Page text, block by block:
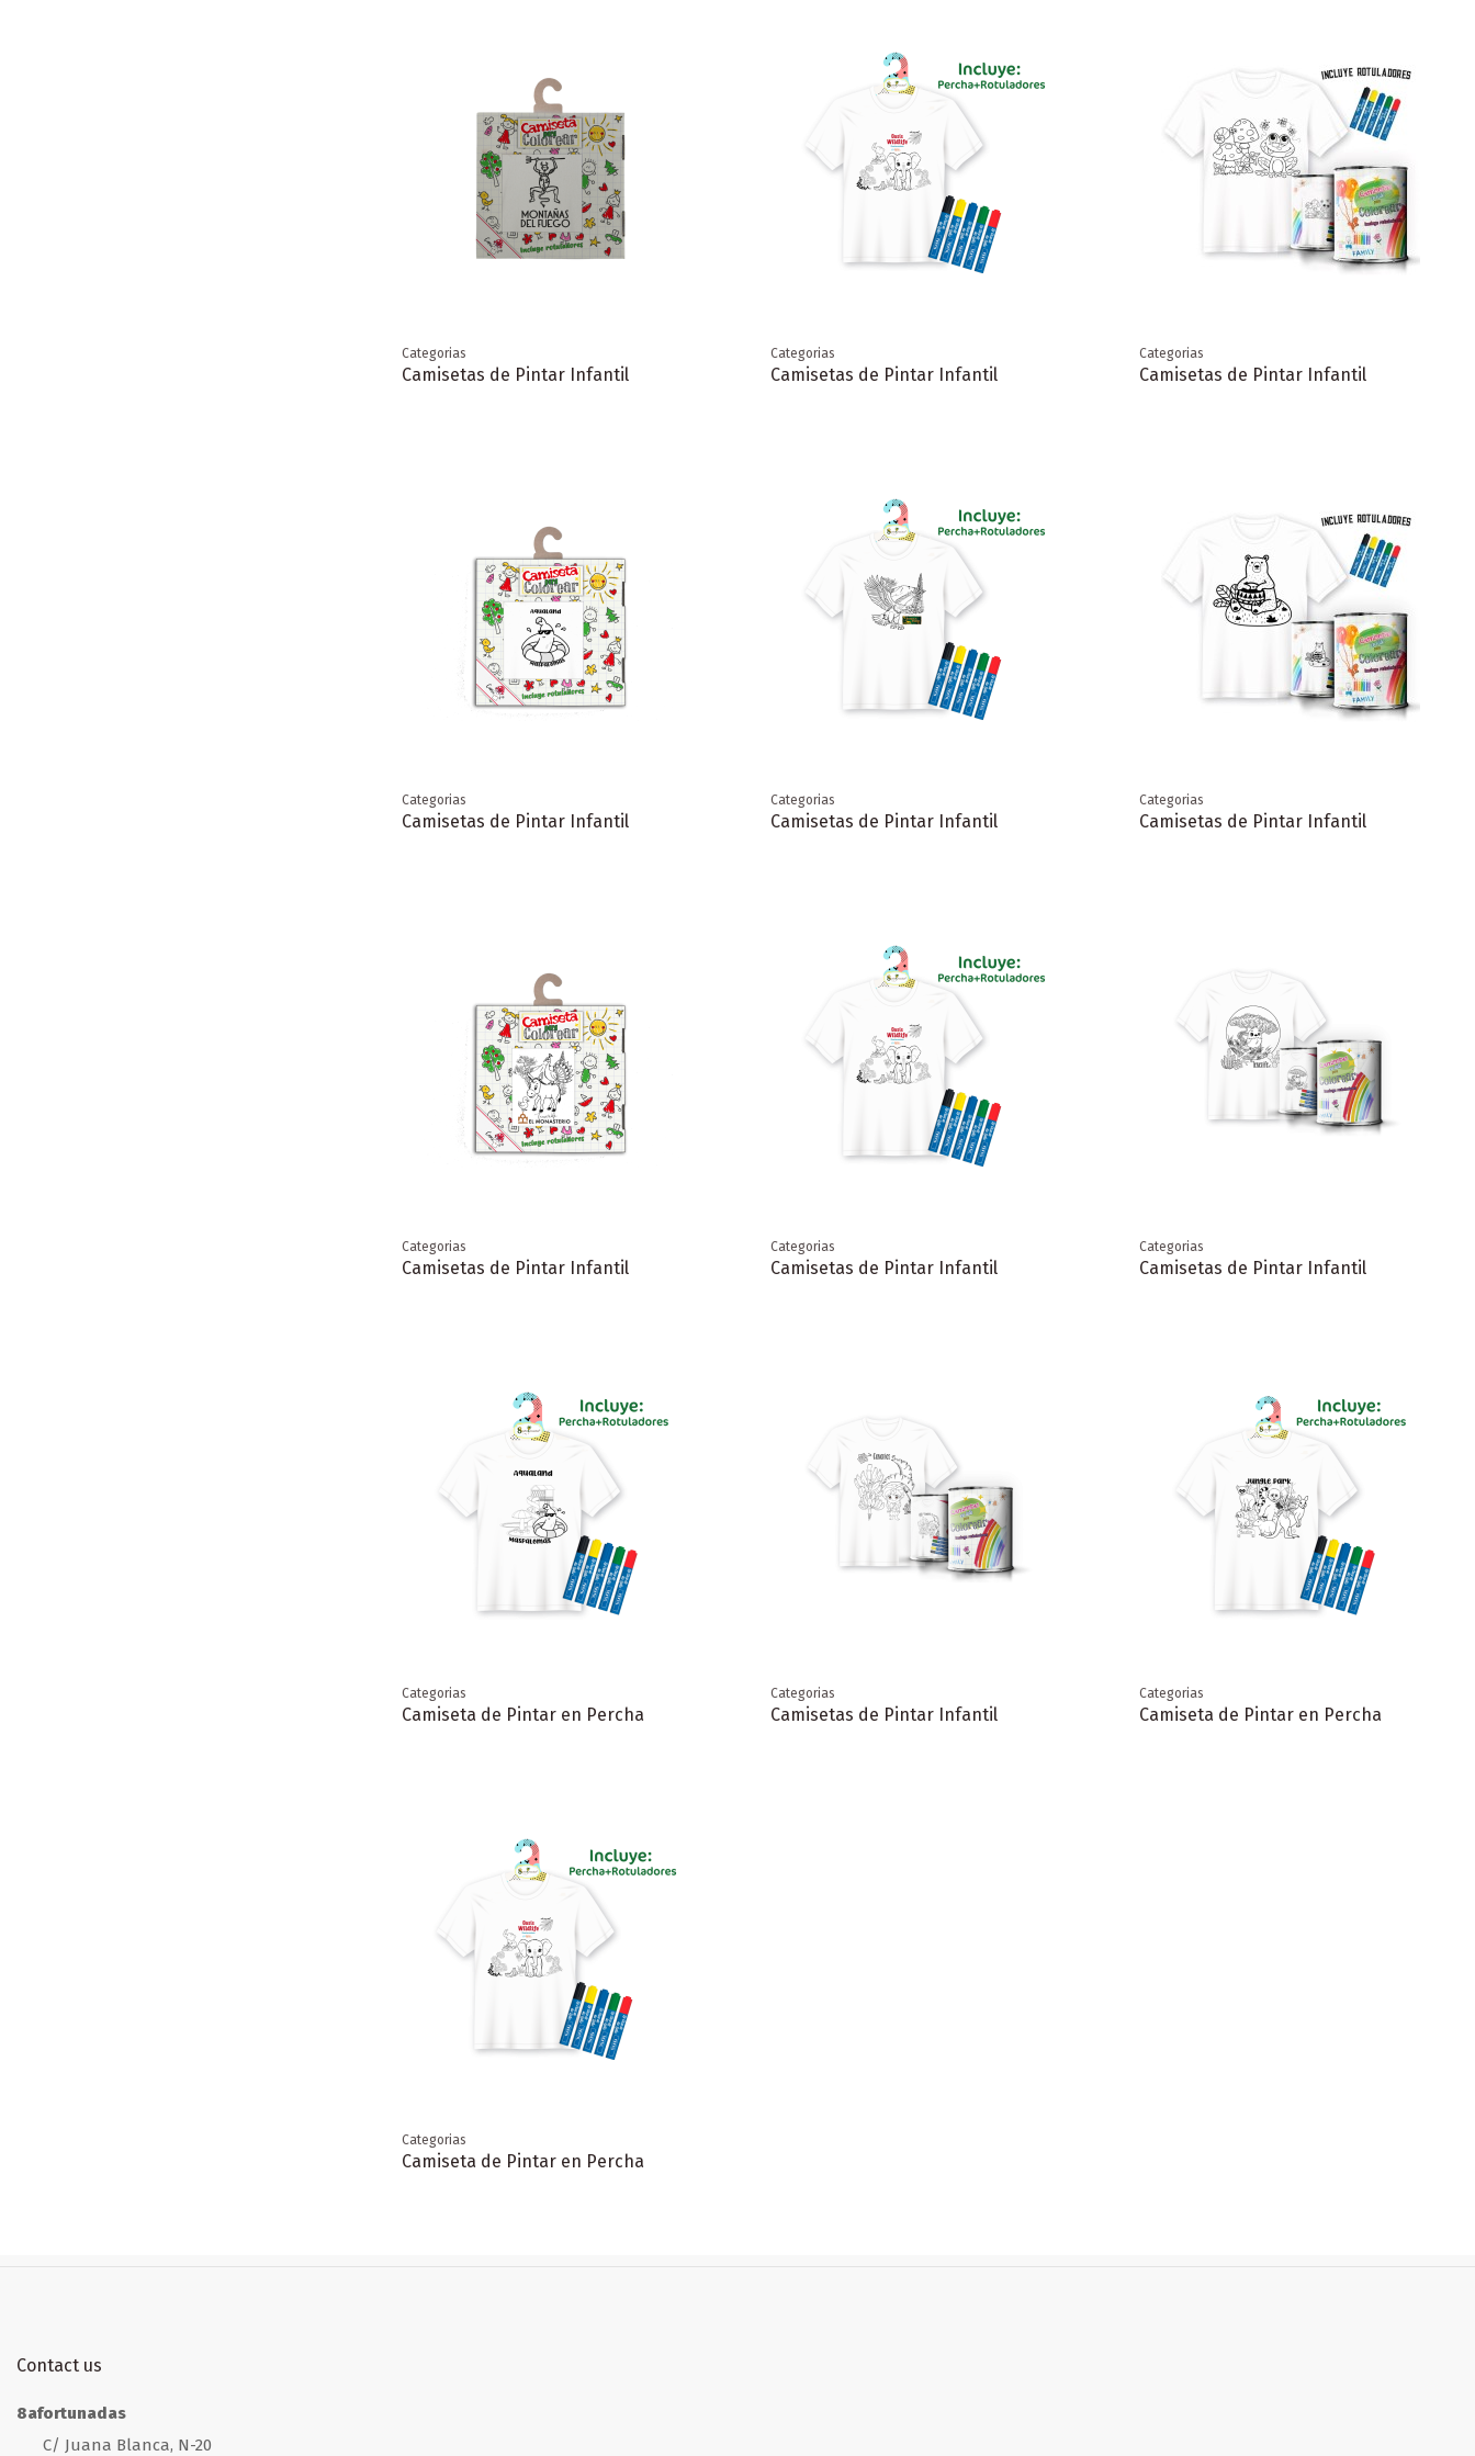
Categorias
Camisetas de Pintar Infantil
Categorias
Camisetas de Pintar Infantil
Categorias
Camisetas de Pintar Infantil
Categorias
Camisetas de Pintar Infantil
Categorias
Camisetas de Pintar Infantil
Categorias
Camisetas de Pintar Infantil
Categorias
Camisetas de Pintar Infantil
Categorias
Camisetas de Pintar Infantil
Categorias
Camisetas de Pintar Infantil
Categorias
Camiseta de Pintar en Percha
Categorias
Camisetas de Pintar Infantil
Categorias
Camiseta de Pintar en Percha
Categorias
Camiseta de Pintar en Percha
Contact us
8afortunadas
C/ Juana Blanca, N-20